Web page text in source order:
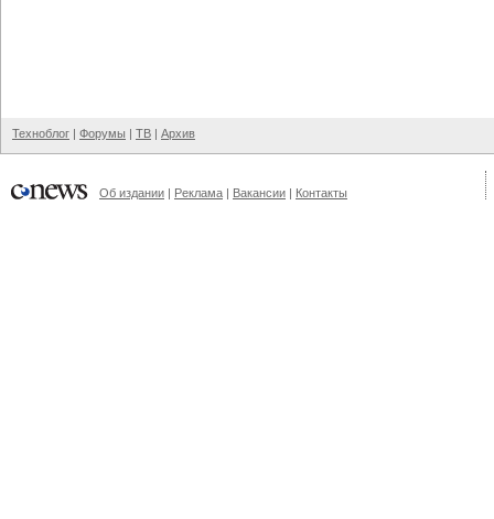
Техноблог | Форумы | ТВ | Архив
Об издании | Реклама | Вакансии | Контакты